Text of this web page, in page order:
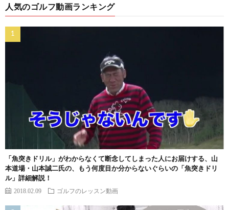
人気のゴルフ動画ランキング
「魚突きドリル」がわからなくて断念してしまった人にお届けする、山
本道場・山本誠二氏の、もう何度目か分からないぐらいの「魚突きドリ
ル」詳細解説！
2018.02.09 ゴルフのレッスン動画